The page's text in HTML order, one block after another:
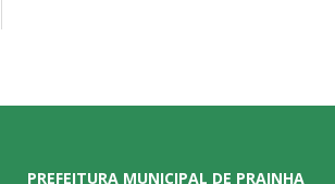
PREFEITURA MUNICIPAL DE PRAINHA